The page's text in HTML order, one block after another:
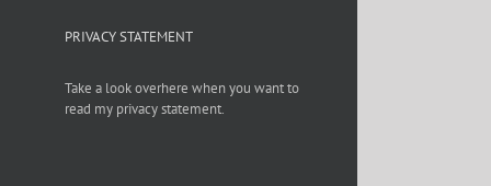
PRIVACY STATEMENT
Take a look overhere when you want to
read my privacy statement.